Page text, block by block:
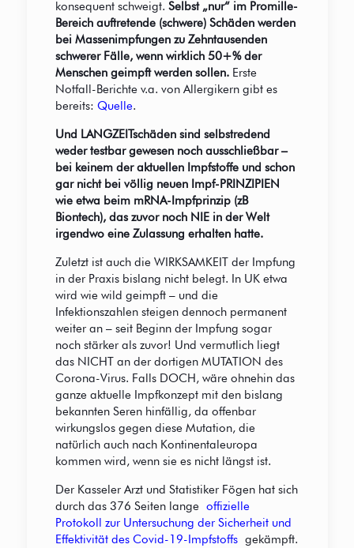
konsequent schweigt. Selbst „nur“ im Promille-
Bereich auftretende (schwere) Schäden werden
bei Massenimpfungen zu Zehntausenden
schwerer Fälle, wenn wirklich 50+% der
Menschen geimpft werden sollen.Erste
Notfall-Berichte v.a. von Allergikern gibt es
bereits: Quelle.
Und LANGZEITschäden sind selbstredend
weder testbar gewesen noch ausschließbar –
bei keinem der aktuellen Impfstoffe und schon
gar nicht bei völlig neuen Impf-PRINZIPIEN
wie etwa beim mRNA-Impfprinzip (zB
Biontech), das zuvor noch NIE in der Welt
irgendwo eine Zulassung erhalten hatte.
Zuletzt ist auch die WIRKSAMKEIT der Impfung
in der Praxis bislang nicht belegt. In UK etwa
wird wie wild geimpft – und die
Infektionszahlen steigen dennoch permanent
weiter an – seit Beginn der Impfung sogar
noch stärker als zuvor! Und vermutlich liegt
das NICHT an der dortigen MUTATION des
Corona-Virus. Falls DOCH, wäre ohnehin das
ganze aktuelle Impfkonzept mit den bislang
bekannten Seren hinfällig, da offenbar
wirkungslos gegen diese Mutation, die
natürlich auch nach Kontinentaleuropa
kommen wird, wenn sie es nicht längst ist.
Der Kasseler Arzt und Statistiker Fögen hat sich
durch das 376 Seiten lange offizielle
Protokoll zur Untersuchung der Sicherheit und
Effektivität des Covid-19-Impfstoffsgekämpft.